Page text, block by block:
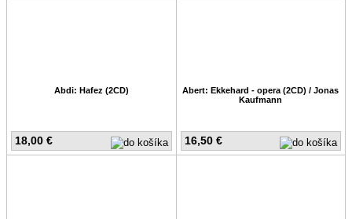
18,00 €
Abdi: Hafez (2CD)
16,50 €
Abert: Ekkehard - opera (2CD) / Jonas
Kaufmann